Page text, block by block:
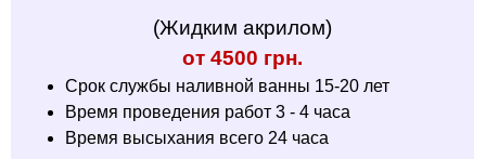
(Жидким акрилом)
от 4500 грн.
Срок службы наливной ванны 15-20 лет
Время проведения работ 3 - 4 часа
Время высыхания всего 24 часа